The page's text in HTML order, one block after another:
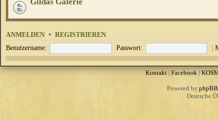
Gildas Galerie
ANMELDEN • REGISTRIEREN
Benutzername: Passwort: |
Kontakt| Facebook|
Powered by phpBB
Deutsche